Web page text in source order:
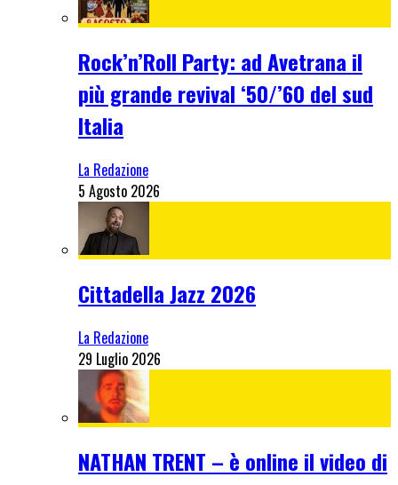
Rock’n’Roll Party: ad Avetrana il
più grande revival ‘50/’60 del sud
Italia
La Redazione
5 Agosto 2026
Cittadella Jazz 2026
La Redazione
29 Luglio 2026
NATHAN TRENT – è online il video di